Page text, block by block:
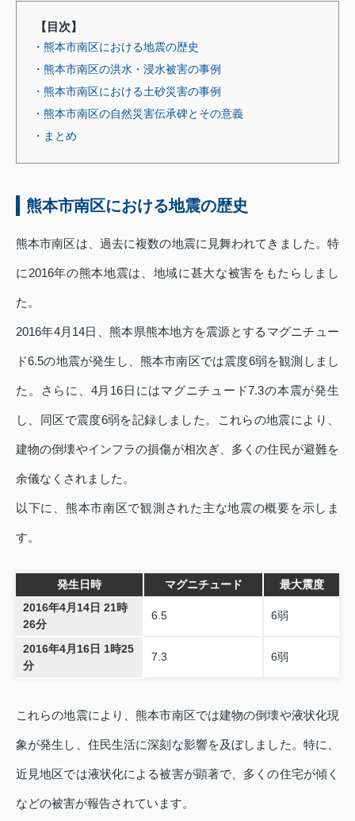
【目次】
・熊本市南区における地震の歴史
・熊本市南区の洪水・浸水被害の事例
・熊本市南区における土砂災害の事例
・熊本市南区の自然災害伝承碑とその意義
・まとめ
熊本市南区における地震の歴史
熊本市南区は、過去に複数の地震に見舞われてきました。特
に2016年の熊本地震は、地域に甚大な被害をもたらしまし
た。
2016年4月14日、熊本県熊本地方を震源とするマグニチュー
ド6.5の地震が発生し、熊本市南区では震度6弱を観測しまし
た。さらに、4月16日にはマグニチュード7.3の本震が発生
し、同区で震度6弱を記録しました。これらの地震により、
建物の倒壊やインフラの損傷が相次ぎ、多くの住民が避難を
余儀なくされました。
以下に、熊本市南区で観測された主な地震の概要を示しま
す。
発生日時 マグニチュード
最大震度
2016年4月14日 21時
26分
6.5 6弱
2016年4月16日 1時25
分
7.3 6弱
これらの地震により、熊本市南区では建物の倒壊や液状化現
象が発生し、住民生活に深刻な影響を及ぼしました。特に、
近見地区では液状化による被害が顕著で、多くの住宅が傾く
などの被害が報告されています。